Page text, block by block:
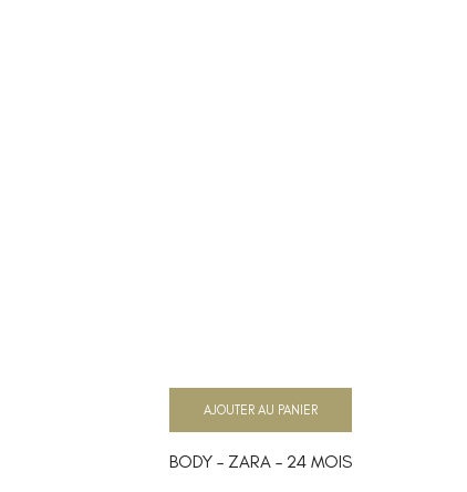
BODY – ZARA – 24 MOIS
AJOUTER AU PANIER